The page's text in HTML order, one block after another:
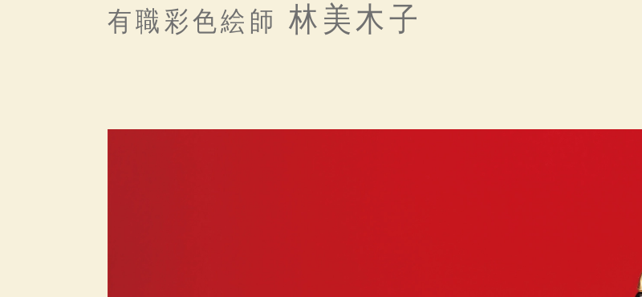
有職彩色絵師 林美木子